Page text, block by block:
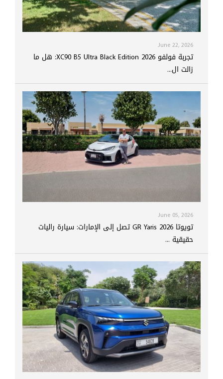
June 22, 2026
تجربة فولفو XC90 B5 Ultra Black Edition 2026: هل ما
زالت ال...
June 05, 2026
تويوتا GR Yaris 2026 تصل إلى الإمارات: سيارة راليات
حقيقية ...